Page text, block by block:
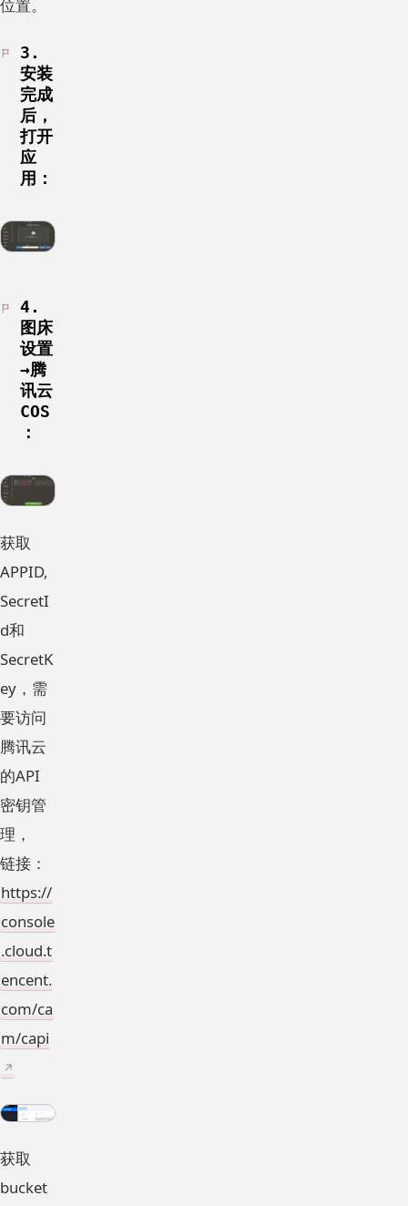
位置。
3.
安装
完成
后，
打开
应
用：
4.
图床
设置
→腾
讯云
COS
：
获取
APPID,
SecretI
d和
SecretK
ey，需
要访问
腾讯云
的API
密钥管
理，
链接：
https://
console
.cloud.t
encent.
com/ca
m/capi
获取
bucket